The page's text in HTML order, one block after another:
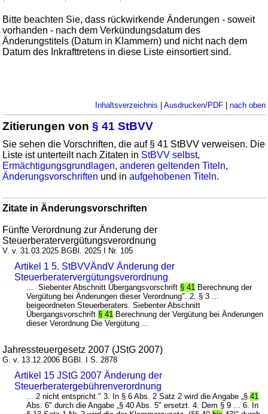
Bitte beachten Sie, dass rückwirkende Änderungen - soweit
vorhanden - nach dem Verkündungsdatum des
Änderungstitels (Datum in Klammern) und nicht nach dem
Datum des Inkrafttretens in diese Liste einsortiert sind.
Inhaltsverzeichnis | Ausdrucken/PDF| nach oben
Zitierungen von§ 41 StBVV
Sie sehen die Vorschriften, die auf § 41 StBVV verweisen. Die
Liste ist unterteilt nach Zitaten in StBVV selbst,
Ermächtigungsgrundlagen,anderen geltenden Titeln,
Änderungsvorschriften und inaufgehobenen Titeln.
Zitate in Änderungsvorschriften
Fünfte Verordnung zur Änderung der
Steuerberatervergütungsverordnung
V. v. 31.03.2025 BGBl. 2025 I Nr. 105
Artikel 1 5. StBVVÄndV Änderung der
Steuerberatervergütungsverordnung
... Siebenter Abschnitt Übergangsvorschrift § 41 Berechnung der
Vergütung bei Änderungen dieser Verordnung". 2. § 3 ...
beigeordneten Steuerberaters. Siebenter Abschnitt
Übergangsvorschrift § 41 Berechnung der Vergütung bei Änderungen
dieser Verordnung Die Vergütung ...
Jahressteuergesetz 2007 (JStG 2007)
G. v. 13.12.2006 BGBl. I S. 2878
Artikel 15 JStG 2007 Änderung der
Steuerberatergebührenverordnung
... 2 nicht entspricht." 3. In § 6 Abs. 2 Satz 2 wird die Angabe „§41
Abs. 6" durch die Angabe „§ 40 Abs. 5" ersetzt. 4. Dem § 9 ... 6. In